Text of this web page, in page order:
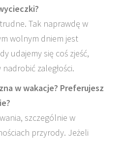
Tak naprawdę w
wolnym dniem jest
udajemy się coś zjeść,
zaległości.
w wakacje? Preferujesz
szczególnie w
przyrody. Jeżeli